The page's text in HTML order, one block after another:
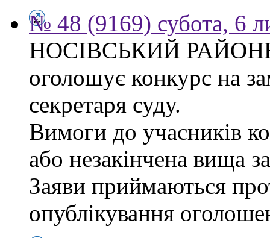
№ 48 (9169) субота, 6
НОСІВСЬКИЙ
оголошує конкурс на
секретаря суду.
Вимоги до учасників
або незакінчена вища
Заяви приймаються
опублікування